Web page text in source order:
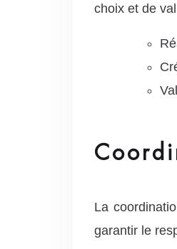
choix et de
La
garantir le